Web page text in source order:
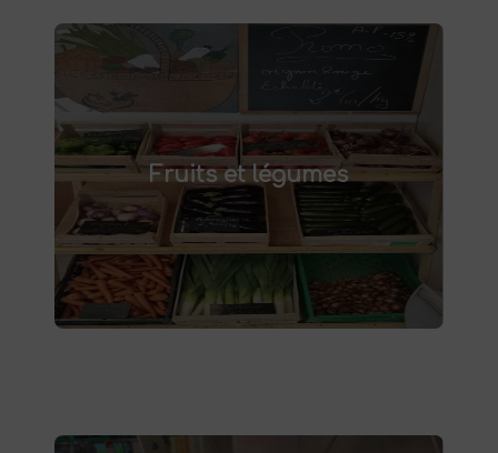
Fruits et légumes
Fruits et légumes
Achetez des
fruits et légumes frais à Saint-
Saulve
et savourez des produits de saison,
cultivés localement. Goûtez la différence :
des produits sains et respectueux de
l'environnement. Vente directe à la ferme ou
livraison à domicile.